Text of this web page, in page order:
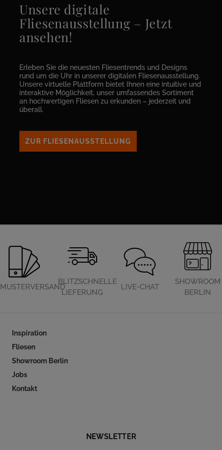
Unsere digitale
Fliesenausstellung – Jetzt
ansehen!
Erleben Sie die neuesten Fliesentrends und Designs
rund um die Uhr in unserer digitalen Fliesenausstellung.
Unsere virtuelle Plattform bietet Ihnen eine intuitive und
interaktive Möglichkeit, unser umfassendes Sortiment
an hochwertigen Fliesen zu erkunden – jederzeit und
überall.
ZUR FLIESENAUSSTELLUNG
MUSTERVERSAND
BLITZSCHNELLE
LIEFERUNG
LIVE-CHAT
SHOWROOM
BERLIN
Inspiration
Fliesen
Showroom Berlin
Jobs
Kontakt
NEWSLETTER